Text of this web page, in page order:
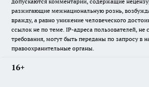
разжигающие межнациональную рознь,
вражду, а равно унижение человеческого
ссылок не по теме. IP-адреса пользователей,
требования, могут быть переданы по запросу в
правоохранительные органы.
16+